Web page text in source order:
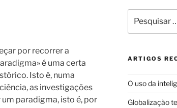
por recorrer a
é uma certa
Isto é, numa
as investigações
paradigma, isto é, por
por:
ARTIGOS
O uso da
Globalização